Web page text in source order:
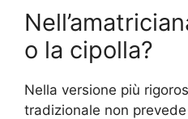
o la cipolla?
Nella versione più
tradizionale non